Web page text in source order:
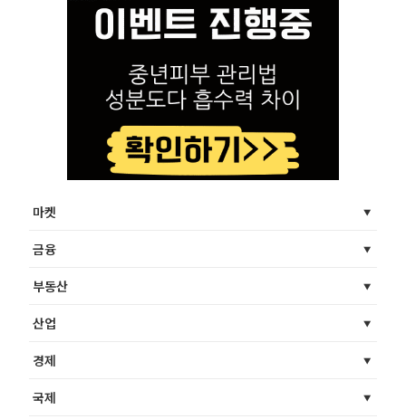
마켓
금융
부동산
산업
경제
국제